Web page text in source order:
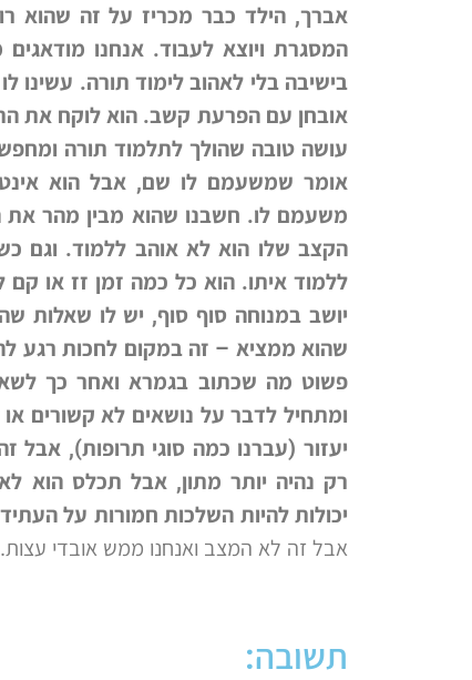
אברך, הילד כבר מכריז על זה שהוא
המסגרת ויוצא לעבוד. אנחנו
בישיבה בלי לאהוב לימוד תורה. עשינו
אובחן עם הפרעת קשב. הוא לוקח את
עושה טובה שהולך לתלמוד תורה
אומר שמשעמם לו שם, אבל הוא
משעמם לו. חשבנו שהוא מבין מהר את
הקצב שלו הוא לא אוהב ללמוד. וגם
ללמוד איתו. הוא כל כמה זמן זז או
יושב במנוחה סוף סוף, יש לו שאלות
שהוא ממציא – זה במקום לחכות רגע
פשוט מה שכתוב בגמרא ואחר כך
ומתחיל לדבר על נושאים לא קשורים
יעזור (עברנו כמה סוגי תרופות),
רק נהיה יותר מתון, אבל תכלס הוא
יכולות להיות השלכות חמורות על
אבל זה לא המצב ואנחנו ממש אובדי
תשובה: